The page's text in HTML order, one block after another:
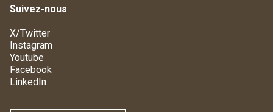
Suivez-nous
X/Twitter
Instagram
Youtube
Facebook
LinkedIn